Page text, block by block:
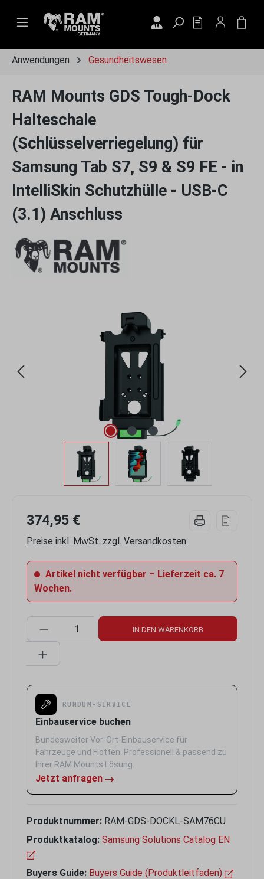
Zum Hauptinhalt springen
DU HAST 0
Anwendungen Gesundheitswesen
RAM Mounts GDS Tough-Dock
Halteschale
(Schlüsselverriegelung) für
Samsung Tab S7, S9 & S9 FE - in
IntelliSkin Schutzhülle - USB-C
(3.1) Anschluss
374,95 €
Preise inkl. MwSt. zzgl. Versandkosten
Artikel nicht verfügbar – Lieferzeit ca. 7
Wochen.
Produkt Anzahl: Gib den gewünschten
IN DEN WARENKORB
RUNDUM-SERVICE
Einbauservice buchen
Bundesweiter Vor-Ort-Einbauservice für
Fahrzeuge und Flotten. Professionell & passend zu
Ihrer RAM Mounts Lösung.
Jetzt anfragen
Produktnummer: RAM-GDS-DOCKL-SAM76CU
Produktkatalog: Samsung Solutions Catalog EN
Buyers Guide: Buyers Guide (Produktleitfaden)